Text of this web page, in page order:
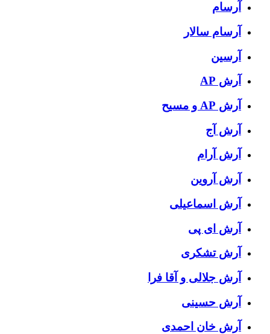
آرسام
آرسام سالار
آرسین
آرش AP
آرش AP و مسیح
آرش آج
آرش آرام
آرش آروین
آرش اسماعیلی
آرش ای پی
آرش تشکری
آرش جلالی و آقا فرا
آرش حسینی
آرش خان احمدی